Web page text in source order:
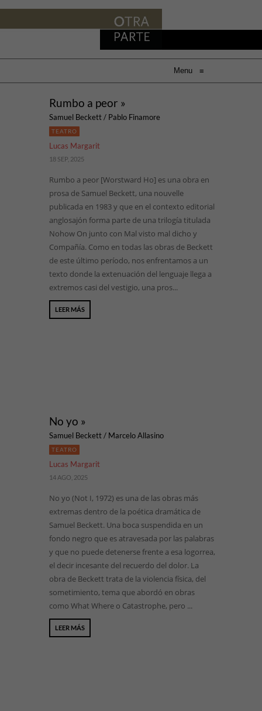
Menu ≡
Rumbo a peor »
Samuel Beckett / Pablo Finamore
TEATRO
Lucas Margarit
18 SEP, 2025
Rumbo a peor [Worstward Ho] es una obra en
prosa de Samuel Beckett, una nouvelle
publicada en 1983 y que en el contexto editorial
anglosajón forma parte de una trilogía titulada
Nohow On junto con Mal visto mal dicho y
Compañía. Como en todas las obras de Beckett
de este último período, nos enfrentamos a un
texto donde la extenuación del lenguaje llega a
extremos casi del vestigio, una pros...
LEER MÁS
No yo »
Samuel Beckett / Marcelo Allasino
TEATRO
Lucas Margarit
14 AGO, 2025
No yo (Not I, 1972) es una de las obras más
extremas dentro de la poética dramática de
Samuel Beckett. Una boca suspendida en un
fondo negro que es atravesada por las palabras
y que no puede detenerse frente a esa logorrea,
el decir incesante del recuerdo del dolor. La
obra de Beckett trata de la violencia física, del
sometimiento, tema que abordó en obras
como What Where o Catastrophe, pero ...
LEER MÁS